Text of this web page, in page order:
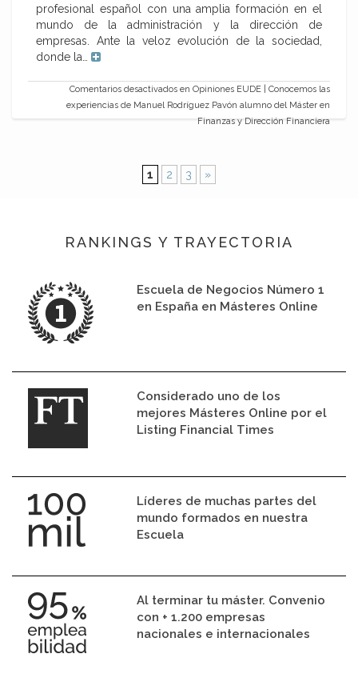
profesional español con una amplia formación en el
mundo de la administración y la dirección de
empresas. Ante la veloz evolución de la sociedad,
donde la…
Comentarios desactivados en Opiniones EUDE | Conocemos las
experiencias de Manuel Rodríguez Pavón alumno del Máster en
Finanzas y Dirección Financiera
1 2 3 »
RANKINGS Y TRAYECTORIA
Escuela de Negocios Número 1
en España en Másteres Online
Considerado uno de los
mejores Másteres Online por el
Listing Financial Times
Líderes de muchas partes del
mundo formados en nuestra
Escuela
Al terminar tu máster. Convenio
con + 1.200 empresas
nacionales e internacionales